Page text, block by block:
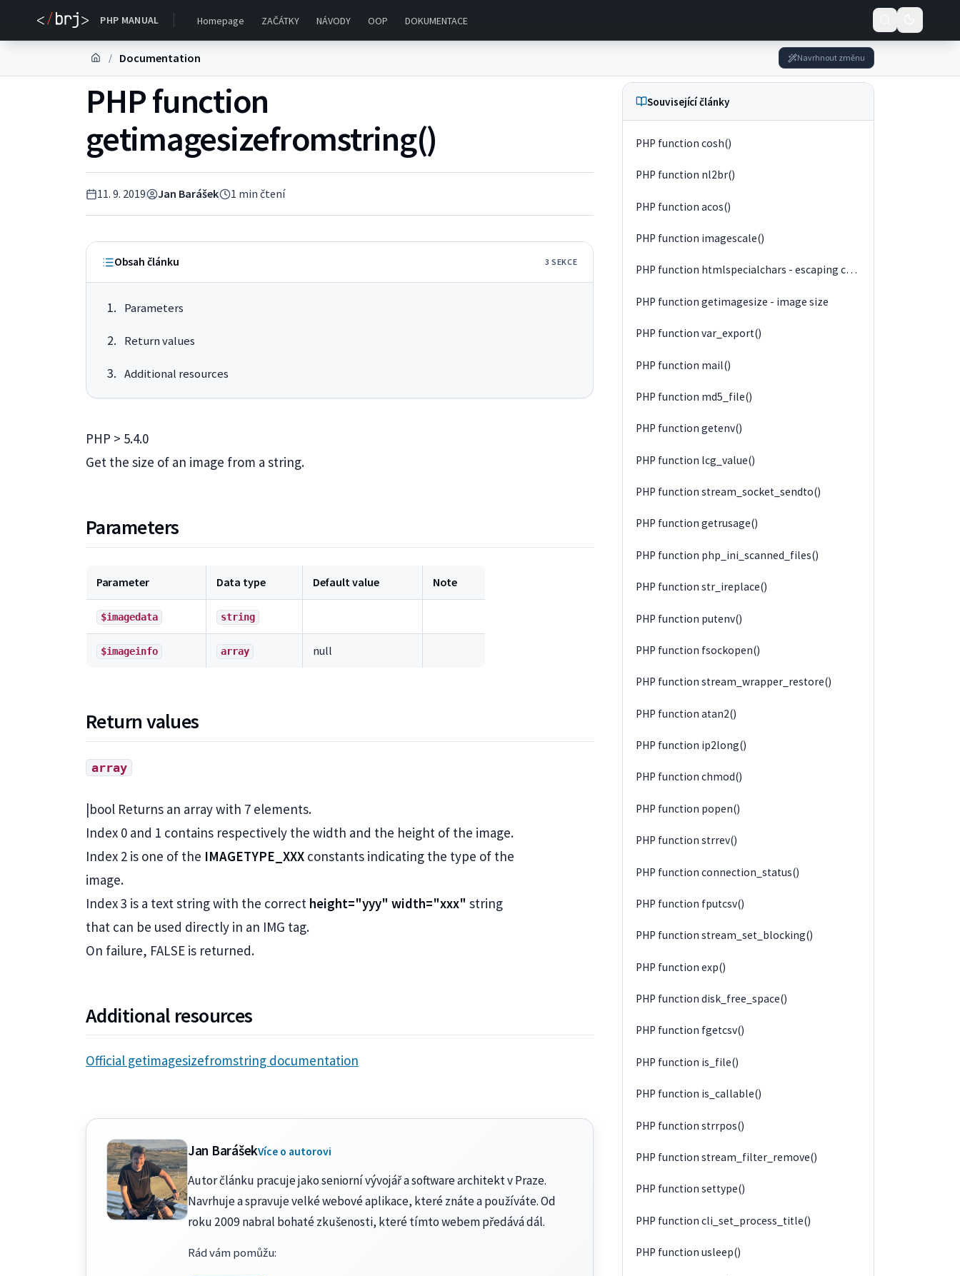
PHP MANUAL Homepage ZAČÁTKY NÁVODY OOP DOKUMENTACE
/ Documentation Navrhnout změnu
PHP function
getimagesizefromstring()
11. 9. 2019 Jan Barášek 1 min čtení
Obsah článku 3 SEKCE
Parameters
Return values
Additional resources
PHP > 5.4.0
Get the size of an image from a string.
Parameters
Parameter Data type Default value Note
$imagedata string
$imageinfo array null
Return values
array
|bool Returns an array with 7 elements.
Index 0 and 1 contains respectively the width and the height of the image.
Index 2 is one of the IMAGETYPE_XXX constants indicating the type of the
image.
Index 3 is a text string with the correct height="yyy" width="xxx" string
that can be used directly in an IMG tag.
On failure, FALSE is returned.
Additional resources
Official getimagesizefromstring documentation
Jan BarášekVíce o autorovi
Autor článku pracuje jako seniorní vývojář a software architekt v Praze.
Navrhuje a spravuje velké webové aplikace, které znáte a používáte. Od
roku 2009 nabral bohaté zkušenosti, které tímto webem předává dál.
Rád vám pomůžu:
Související články
PHP function cosh()
PHP function nl2br()
PHP function acos()
PHP function imagescale()
PHP function htmlspecialchars - escaping characters
PHP function getimagesize - image size
PHP function var_export()
PHP function mail()
PHP function md5_file()
PHP function getenv()
PHP function lcg_value()
PHP function stream_socket_sendto()
PHP function getrusage()
PHP function php_ini_scanned_files()
PHP function str_ireplace()
PHP function putenv()
PHP function fsockopen()
PHP function stream_wrapper_restore()
PHP function atan2()
PHP function ip2long()
PHP function chmod()
PHP function popen()
PHP function strrev()
PHP function connection_status()
PHP function fputcsv()
PHP function stream_set_blocking()
PHP function exp()
PHP function disk_free_space()
PHP function fgetcsv()
PHP function is_file()
PHP function is_callable()
PHP function strrpos()
PHP function stream_filter_remove()
PHP function settype()
PHP function cli_set_process_title()
PHP function usleep()